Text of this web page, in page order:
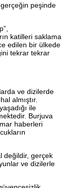
gerçeğin peşinde
katilleri saklama
edilen bir ülkede
tekrar tekrar
ve dizilerde
almıştır.
ile
Burjuva
haberleri
değildir, gerçek
ve dizilerle